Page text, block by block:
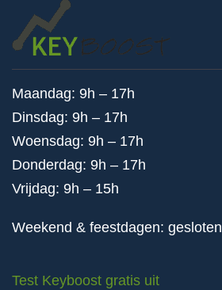
Maandag: 9h – 17h
Dinsdag: 9h – 17h
Woensdag: 9h – 17h
Donderdag: 9h – 17h
Vrijdag: 9h – 15h
Weekend & feestdagen: gesloten
Test Keyboost gratis uit